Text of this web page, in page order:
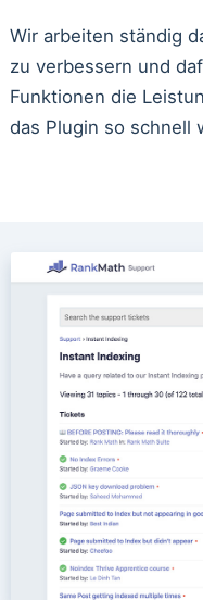
Wir arbeiten ständig
zu verbessern und
Funktionen die
das Plugin so schnell